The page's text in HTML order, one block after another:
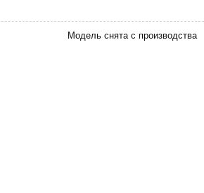
Модель снята с производства